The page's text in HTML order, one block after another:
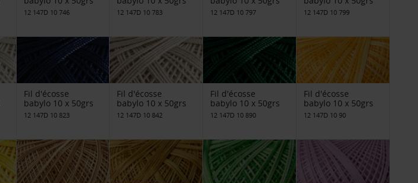
12 147D 10 746 12 147D 10 783 12 147D 10 797 12 147D 10 799
Fil d'écosse
babylo 10 x 50grs
12 147D 10 823
Fil d'écosse
babylo 10 x 50grs
12 147D 10 842
Fil d'écosse
babylo 10 x 50grs
12 147D 10 890
Fil d'écosse
babylo 10 x 50grs
12 147D 10 90